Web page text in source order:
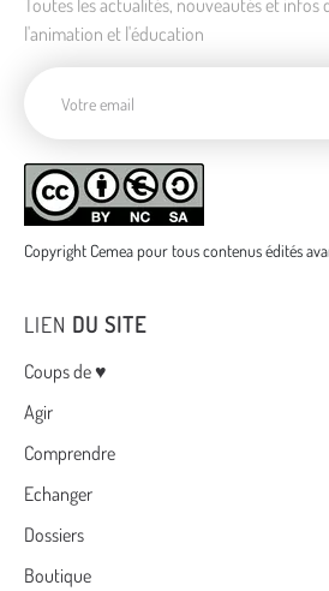
Toutes les actualités, nouveautés et infos
l'animation et l'éducation
Copyright Cemea pour tous contenus édités
LIEN DU SITE
Menu
Coups de ♥
Agir
Comprendre
Echanger
Dossiers
Boutique